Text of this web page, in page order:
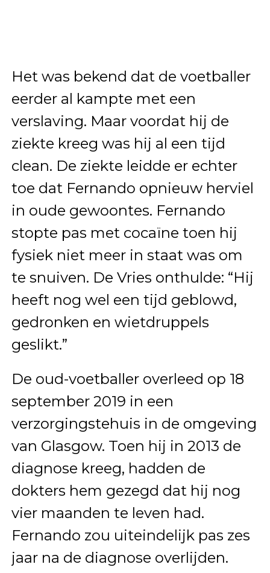
Het was bekend dat de voetballer
eerder al kampte met een
verslaving. Maar voordat hij de
ziekte kreeg was hij al een tijd
clean. De ziekte leidde er echter
toe dat Fernando opnieuw herviel
in oude gewoontes. Fernando
stopte pas met cocaïne toen hij
fysiek niet meer in staat was om
te snuiven. De Vries onthulde: “Hij
heeft nog wel een tijd geblowd,
gedronken en wietdruppels
geslikt.”
De oud-voetballer overleed op 18
september 2019 in een
verzorgingstehuis in de omgeving
van Glasgow. Toen hij in 2013 de
diagnose kreeg, hadden de
dokters hem gezegd dat hij nog
vier maanden te leven had.
Fernando zou uiteindelijk pas zes
jaar na de diagnose overlijden.